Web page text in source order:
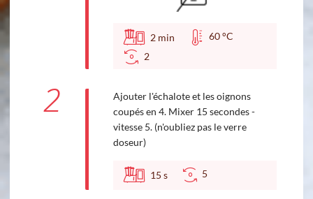
2 min
60 °C
2
2
Ajouter l'échalote et les oignons
coupés en 4. Mixer 15 secondes -
vitesse 5. (n'oubliez pas le verre
doseur)
15 s 5